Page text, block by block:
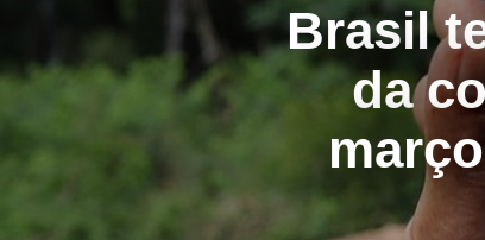
Brasil
da